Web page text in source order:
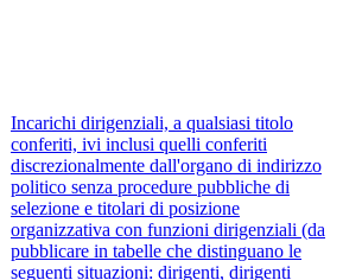
Incarichi dirigenziali, a qualsiasi titolo
conferiti, ivi inclusi quelli conferiti
discrezionalmente dall'organo di indirizzo
politico senza procedure pubbliche di
selezione e titolari di posizione
organizzativa con funzioni dirigenziali (da
pubblicare in tabelle che distinguano le
seguenti situazioni: dirigenti, dirigenti